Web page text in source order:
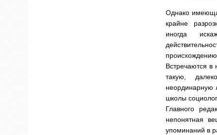
Однако
крайне
иногда
Встречаются в
такую,
неординарную
школы
Главного
непонятная
упоминаний в